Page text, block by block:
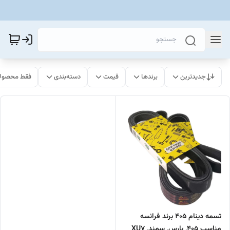
جدیدترین برندها قیمت دسته‌بندی فقط
تسمه دینام 405 برند فرانسه